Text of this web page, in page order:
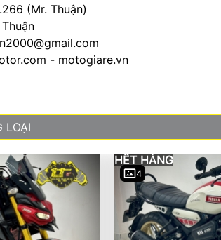
(Mr. Thuận)
- motogiare.vn
LOẠI
4
HẾT HÀNG